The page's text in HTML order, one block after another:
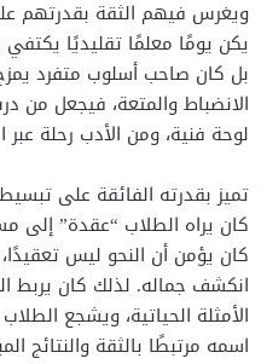
ويغرس فيهم الثقة بقدرتهم
يكن يومًا معلمًا تقليديًا
بل كان صاحب أسلوب متفرد
الانضباط والمتعة، فيجعل من
لوحة فنية، ومن الأدب رحلة عبر
تميز بقدرته الفائقة على
كان يراه الطلاب “عقدة”
كان يؤمن أن النحو ليس
انكشف جماله. لذلك كان يربط
الأمثلة الحياتية، ويشجع
اسمه مرتبطًا بالثقة والنتائج